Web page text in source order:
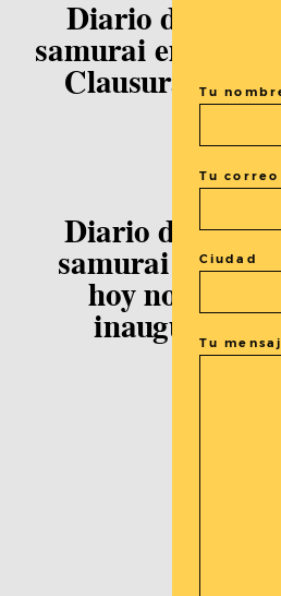
Diario de El
samurai en el
Clausura del
CAFW
Diario de El
samurai en el
hoy nos vamos
inauguración
Tu
Tu
Ciudad
Tu